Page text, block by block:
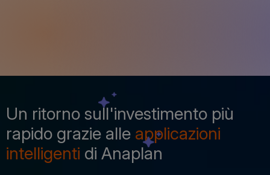
Un ritorno sull'investimento più
rapido grazie alle applicazioni
intelligenti di Anaplan